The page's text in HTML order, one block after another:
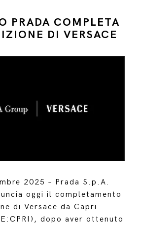
PRADA COMPLETA
DI VERSACE
2025 – Prada S.p.A.
oggi il completamento
di Versace da Capri
dopo aver ottenuto